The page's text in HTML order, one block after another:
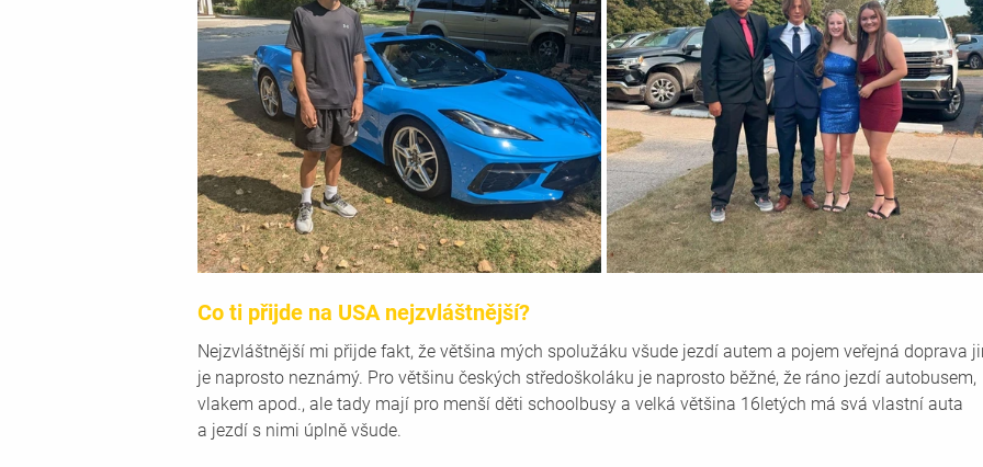
Co ti přijde na USA nejzvláštnější?
Nejzvláštnější mi přijde fakt, že většina mých spolužáku všude jezdí autem a pojem veřejná doprava
je naprosto neznámý. Pro většinu českých středoškoláku je naprosto běžné, že ráno jezdí autobusem,
vlakem apod., ale tady mají pro menší děti schoolbusy a velká většina 16letých má svá vlastní auta
a jezdí s nimi úplně všude.